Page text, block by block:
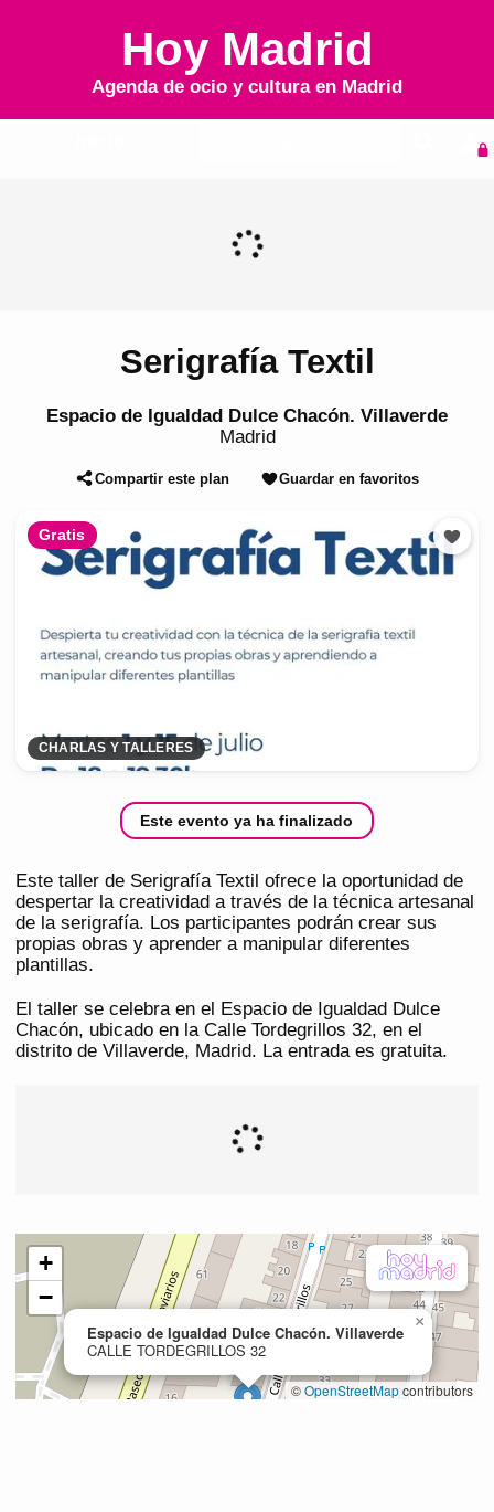
Hoy Madrid
Agenda de ocio y cultura en Madrid
Serigrafía Textil
Espacio de Igualdad Dulce Chacón. Villaverde
Madrid
Compartir este plan Guardar en favoritos
Gratis
CHARLAS Y TALLERES
Este evento ya ha finalizado
Este taller de Serigrafía Textil ofrece la oportunidad de
despertar la creatividad a través de la técnica artesanal
de la serigrafía. Los participantes podrán crear sus
propias obras y aprender a manipular diferentes
plantillas.
El taller se celebra en el Espacio de Igualdad Dulce
Chacón, ubicado en la Calle Tordegrillos 32, en el
distrito de Villaverde, Madrid. La entrada es gratuita.